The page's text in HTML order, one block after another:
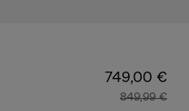
749,00 €
849,99 €